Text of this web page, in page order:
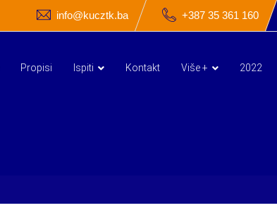
info@kucztk.ba +387 35 361 160
Propisi Ispiti Kontakt Više + 2022